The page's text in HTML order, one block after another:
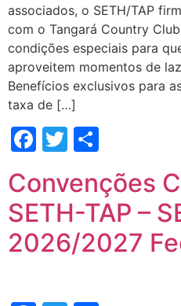
associados, o SETH/TAP
com o Tangará Country
condições especiais para
aproveitem momentos de
Benefícios exclusivos para
taxa de […]
Facebook
Twitter
Convenções
SETH-TAP –
2026/2027